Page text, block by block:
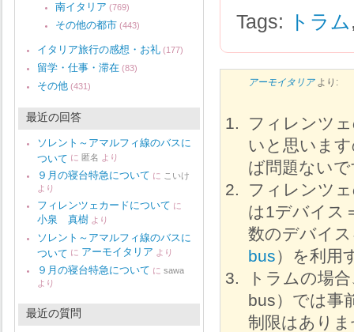
Tags:
トラム
アーモイタリア より:
フィレンツ
いと思いま
ば問題ない
フィレンツ
は1デバイス
数のデバイ
bus）を利用
トラムの場
bus）では事
制限はあり
南イタリア (769)
その他の都市 (443)
イタリア旅行の感想・お礼 (177)
留学・仕事・滞在 (83)
その他 (431)
最近の回答
ソレント～アマルフィ線のバスに
ついて に 匿名 より
９月の寝台特急について に こいけ
より
フィレンツェカードについて に
小泉 真樹 より
ソレント～アマルフィ線のバスに
ついて に アーモイタリア より
９月の寝台特急について に sawa
より
最近の質問